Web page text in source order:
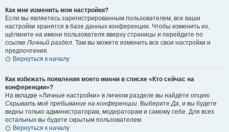
Как мне изменить мои настройки?
Если вы являетесь зарегистрированным пользователем, все ваши
настройки хранятся в базе данных конференции. Чтобы изменить их,
щёлкните на имени пользователя вверху страницы и перейдите по
ссылкеЛичный раздел. Там вы можете изменить все свои настройки и
предпочтения.
Вернуться к началу
Как избежать появления моего имени в списке «Кто сейчас на
конференции»?
На вкладке «Личные настройки» в личном разделе вы найдёте опцию
Скрывать моё пребывание на конференции. ВыберитеДа, и вы будете
видны только администраторам, модераторам и самому себе. Для всех
остальных вы будете скрытым пользователем.
Вернуться к началу